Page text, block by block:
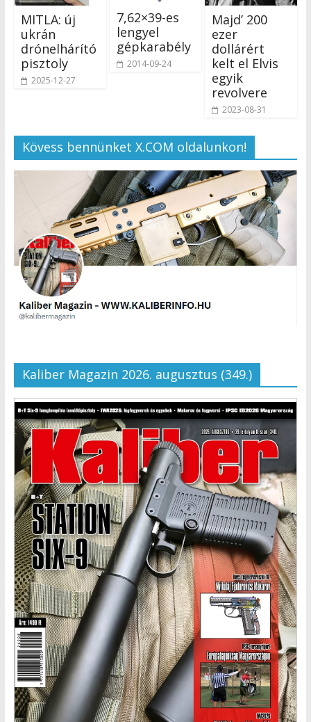
MITLA: új
ukrán
drónelhárító
pisztoly
2025-12-27
7,62×39-es
lengyel
gépkarabély
2014-09-24
Majd’ 200
ezer
dollárért
kelt el Elvis
egyik
revolvere
2023-08-31
Kövess bennünket X.COM oldalunkon!
Kaliber Magazin 2026. augusztus (349.)